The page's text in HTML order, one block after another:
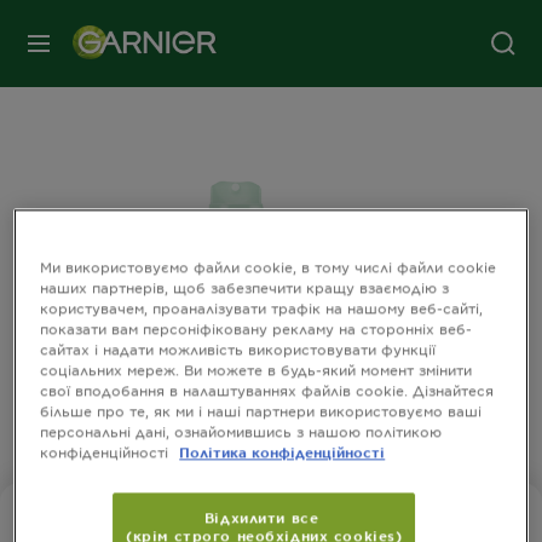
МЕНЮ
Ми використовуємо файли cookie, в тому числі файли cookie
наших партнерів, щоб забезпечити кращу взаємодію з
користувачем, проаналізувати трафік на нашому веб-сайті,
показати вам персоніфіковану рекламу на сторонніх веб-
сайтах і надати можливість використовувати функції
соціальних мереж. Ви можете в будь-який момент змінити
свої вподобання в налаштуваннях файлів cookie. Дізнайтеся
більше про те, як ми і наші партнери використовуємо ваші
персональні дані, ознайомившись з нашою політикою
конфіденційності
Політика конфіденційності
Відхилити все
(крім строго необхідних cookies)